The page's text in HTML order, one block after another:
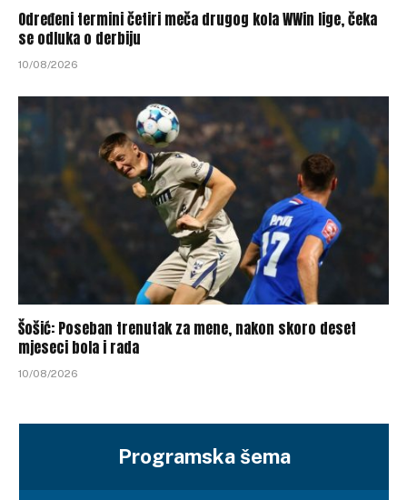
Određeni termini četiri meča drugog kola WWin lige, čeka
se odluka o derbiju
10/08/2026
Šošić: Poseban trenutak za mene, nakon skoro deset
mjeseci bola i rada
10/08/2026
Programska šema